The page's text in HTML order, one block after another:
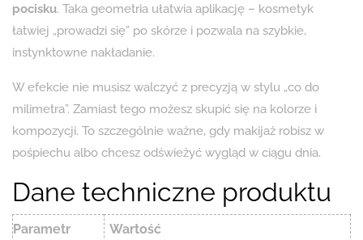
pocisku. Taka geometria ułatwia aplikację – kosmetyk
łatwiej „prowadzi się” po skórze i pozwala na szybkie,
instynktowne nakładanie.
W efekcie nie musisz walczyć z precyzją w stylu „co do
milimetra”. Zamiast tego możesz skupić się na kolorze i
kompozycji. To szczególnie ważne, gdy makijaż robisz w
pośpiechu albo chcesz odświeżyć wygląd w ciągu dnia.
Dane techniczne produktu
Parametr Wartość